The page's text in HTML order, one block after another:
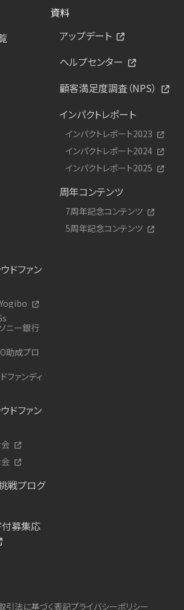
資料
アップデート
ヘルプセンター
顧客満足度調査（NPS）
インパクトレポート
インパクトレポート2023
インパクトレポート2024
インパクトレポート2025
周年コンテンツ
7周年記念コンテンツ
5周年記念コンテンツ
ドファン
ニー銀行
助成プロ
ファンディ
ドファン
戦プログ
募集応
引法に基づく表記プライバシーポリシー